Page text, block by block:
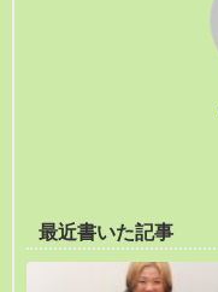
最近書いた記事